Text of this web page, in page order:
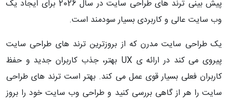
پیش بینی ترند های طراحی سایت در سال 2026 برای ایجاد یک
وب سایت عالی و کاربردی بسیار سودمند است.
یک طراحی سایت مدرن که از بروزترین ترند های طراحی سایت
پیروی می کند در ارائه ی UX بهتر، جذب کاربران جدید و حفظ
کاربران فعلی بسیار قوی عمل می کند. بهتر است ترند های طراحی
سایت را هر از گاهی بررسی کنید و طراحی وب سایت خود را بروز